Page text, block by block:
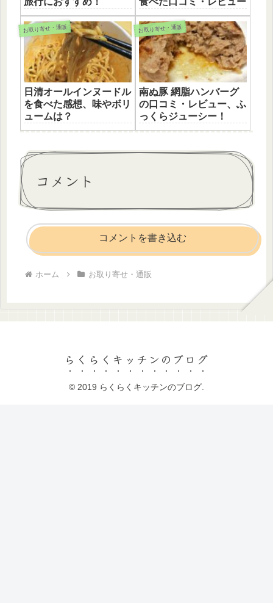
お取り寄せ・通販
日清オールインヌードル
を食べた感想、味やボリ
ュームは？
お取り寄せ・通販
南ぬ豚 網脂ハンバーグ
の口コミ・レビュー、ふ
っくらジューシー！
コメント
コメントを書き込む
ホーム お取り寄せ・通販
らくらくキッチンのブログ
© 2019 らくらくキッチンのブログ.